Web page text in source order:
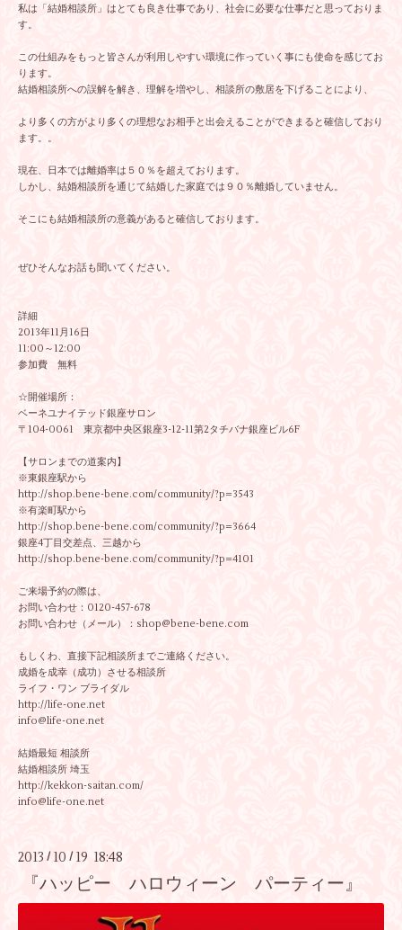
私は「結婚相談所」はとても良き仕事であり、社会に必要な仕事だと思っておりま
す。
この仕組みをもっと皆さんが利用しやすい環境に作っていく事にも使命を感じてお
ります。
結婚相談所への誤解を解き、理解を増やし、相談所の敷居を下げることにより、
より多くの方がより多くの理想なお相手と出会えることができまると確信しており
ます。。
現在、日本では離婚率は５０％を超えております。
しかし、結婚相談所を通じて結婚した家庭では９０％離婚していません。
そこにも結婚相談所の意義があると確信しております。
ぜひそんなお話も聞いてください。
詳細
2013年11月16日
11:00～12:00
参加費 無料
☆開催場所：
ベーネユナイテッド銀座サロン
〒104-0061 東京都中央区銀座3-12-11第2タチバナ銀座ビル6F
【サロンまでの道案内】
※東銀座駅から
http://shop.bene-bene.com/community/?p=3543
※有楽町駅から
http://shop.bene-bene.com/community/?p=3664
銀座4丁目交差点、三越から
http://shop.bene-bene.com/community/?p=4101
ご来場予約の際は、
お問い合わせ：0120-457-678
お問い合わせ（メール）：shop@bene-bene.com
もしくわ、直接下記相談所までご連絡ください。
成婚を成幸（成功）させる相談所
ライフ・ワン ブライダル
http://life-one.net
info@life-one.net
結婚最短 相談所
結婚相談所 埼玉
http://kekkon-saitan.com/
info@life-one.net
2013 / 10 / 19 18:48
『ハッピー ハロウィーン パーティー』